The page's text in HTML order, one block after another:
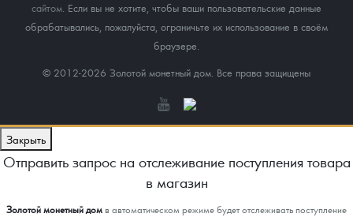
сайтом. Если вы не хотите, чтобы ваши пользовательские данные
обрабатывались, пожалуйста, ограничьте их использование в своём
браузере.
© 2012-2026 Золотой монетный дом. Все права защищены
Закрыть
Отправить запрос на отслеживание поступления товара
в магазин
Золотой монетный домв автоматическом режиме будет отслеживать поступление